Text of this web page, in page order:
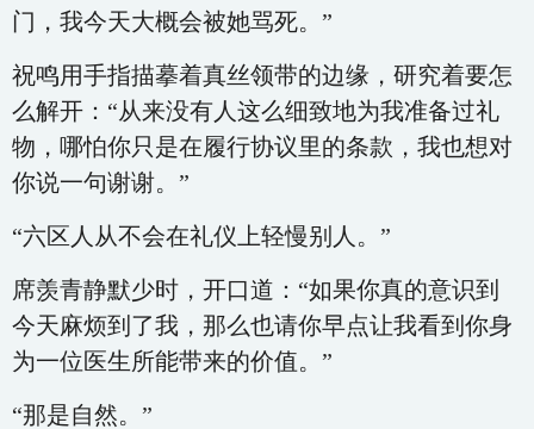
门，我今天大概会被她骂死。”
祝鸣用手指描摹着真丝领带的边缘，研究着要怎
么解开：“从来没有人这么细致地为我准备过礼
物，哪怕你只是在履行协议里的条款，我也想对
你说一句谢谢。”
“六区人从不会在礼仪上轻慢别人。”
席羡青静默少时，开口道：“如果你真的意识到
今天麻烦到了我，那么也请你早点让我看到你身
为一位医生所能带来的价值。”
“那是自然。”